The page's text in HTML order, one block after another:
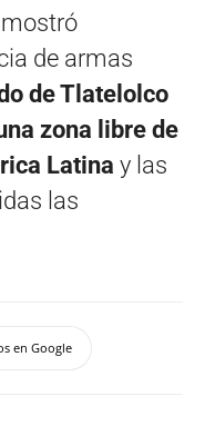
de armas
de Tlatelolco
zona libre de
Latina y las
las
en Google